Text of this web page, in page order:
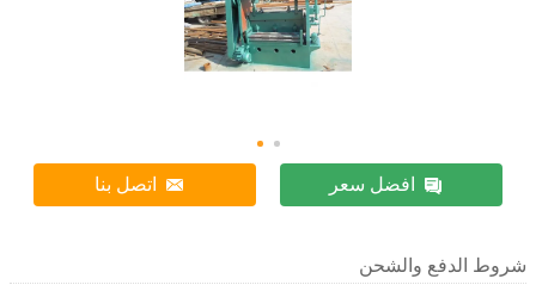
افضل سعر اتصل بنا
شروط الدفع والشحن